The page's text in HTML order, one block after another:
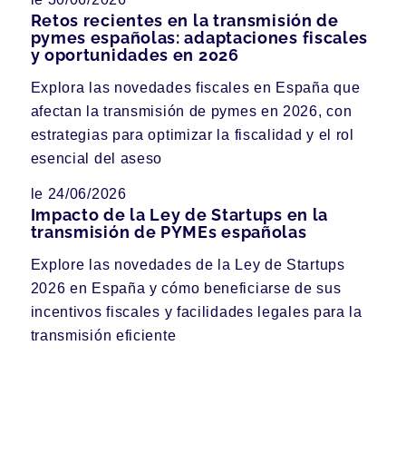
Retos recientes en la transmisión de
pymes españolas: adaptaciones fiscales
y oportunidades en 2026
Explora las novedades fiscales en España que
afectan la transmisión de pymes en 2026, con
estrategias para optimizar la fiscalidad y el rol
esencial del aseso
le 24/06/2026
Impacto de la Ley de Startups en la
transmisión de PYMEs españolas
Explore las novedades de la Ley de Startups
2026 en España y cómo beneficiarse de sus
incentivos fiscales y facilidades legales para la
transmisión eficiente